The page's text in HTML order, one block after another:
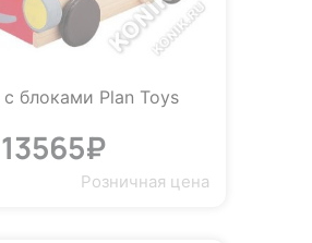
блоками Plan Toys
13565₽
Розничная цена